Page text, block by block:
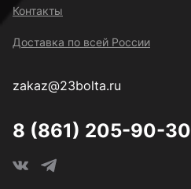
Контакты
Доставка по всей России
zakaz@23bolta.ru
8 (861) 205-90-30